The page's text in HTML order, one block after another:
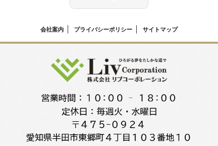
会社案内 プライバシーポリシー サイトマップ